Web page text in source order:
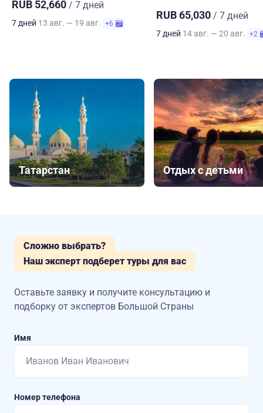
RUB 52,660 / 7 дней
7 дней 13 авг. — 19 авг. +6
RUB 65,030 / 7 дней
7 дней 14 авг. — 20 авг. +2
Татарстан Отдых с детьми
Сложно выбрать?
Наш эксперт подберет туры для вас
Оставьте заявку и получите консультацию и
подборку от экспертов Большой Страны
Имя
Номер телефона